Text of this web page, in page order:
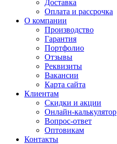
Доставка
Оплата и рассрочка
О компании
Производство
Гарантия
Портфолио
Отзывы
Реквизиты
Вакансии
Карта сайта
Клиентам
Скидки и акции
Онлайн-калькулятор
Вопрос-ответ
Оптовикам
Контакты